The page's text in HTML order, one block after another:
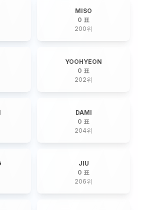
MISO
0 표
200위
YOOHYEON
0 표
202위
DAMI
0 표
204위
JIU
0 표
206위